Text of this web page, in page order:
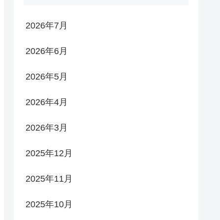
2026年7月
2026年6月
2026年5月
2026年4月
2026年3月
2025年12月
2025年11月
2025年10月